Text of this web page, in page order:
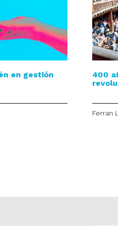
en gestión
400
Ferran